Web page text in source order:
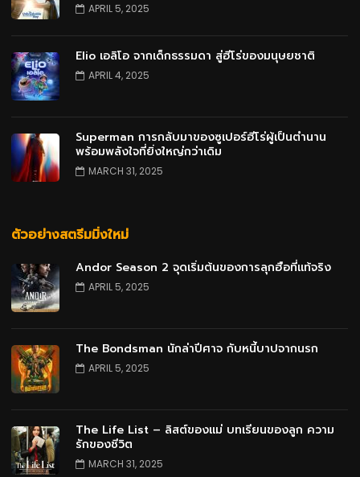
APRIL 5, 2025
Elio เอลิโอ จากเด็กธรรมดา สู่ฮีโร่ของมนุษยชาติ
APRIL 4, 2025
Superman การกลับมาของซูเปอร์ฮีโร่ผู้เป็นตำนาน
พร้อมพลังใจที่ยิ่งใหญ่กว่าเดิม
MARCH 31, 2025
ตัวอย่างสตรีมมิ่งใหม่
Andor Season 2 จุดเริ่มต้นของการลุกฮือที่แท้จริง
APRIL 5, 2025
The Bondsman นักล่าปีศาจ กับหนี้บาปจากนรก
APRIL 5, 2025
The Life List – ลิสต์ของแม่ บทเรียนของลูก ความ
รักของชีวิต
MARCH 31, 2025